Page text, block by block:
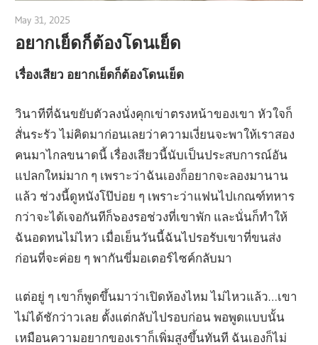
May 31, 2025
อยากเย็ดก็ต้องโดนเย็ด
เรื่องเสียว อยากเย็ดก็ต้องโดนเย็ด
วินาทีที่ฉันขยับตัวลงนั่งคุกเข่าตรงหน้าของเขา หัวใจก็
สั่นระรัว ไม่คิดมาก่อนเลยว่าความเงี่ยนจะพาให้เราสอง
คนมาไกลขนาดนี้ เรื่องเสียวนี้นับเป็นประสบการณ์อัน
แปลกใหม่มาก ๆ เพราะว่าฉันเองก็อยากจะลองมานาน
แล้ว ช่วงนี้ดูหนังโป๊บ่อย ๆ เพราะว่าแฟนไปเกณฑ์ทหาร
กว่าจะได้เจอกันทีก็๖องรอช่วงที่เขาพัก และนั่นก็ทำให้
ฉันอดทนไม่ไหว เมื่อเย็นวันนี้ฉันไปรอรับเขาที่ขนส่ง
ก่อนที่จะค่อย ๆ พากันขี่มอเตอร์ไซค์กลับมา
แต่อยู่ ๆ เขาก็พูดขึ้นมาว่าเปิดห้องไหม ไม่ไหวแล้ว…เขา
ไม่ได้ชักว่าวเลย ตั้งแต่กลับไปรอบก่อน พอพูดแบบนั้น
เหมือนความอยากของเราก็เพิ่มสูงขึ้นทันที ฉันเองก็ไม่